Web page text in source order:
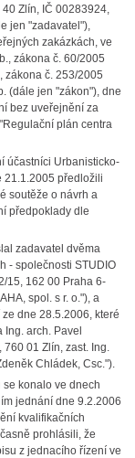
Zlín, IČ 00283924,
jen "zadavatel"),
zakázkách, ve
zákona č. 60/2005
zákona č. 253/2005
(dále jen "zákon"), dne
bez uveřejnění za
plán centra
účastníci Urbanisticko-
21.1.2005 předložili
soutěže o návrh a
předpoklady dle
zadavatel dvěma
- společnosti STUDIO
15, 162 00 Praha 6-
spol. s r. o."), a
dne 28.5.2006, které
arch. Pavel
01 Zlín, zast. Ing.
Chládek, Csc.").
konalo ve dnech
jednání dne 9.2.2006
kvalifikačních
prohlásili, že
z jednacího řízení ve